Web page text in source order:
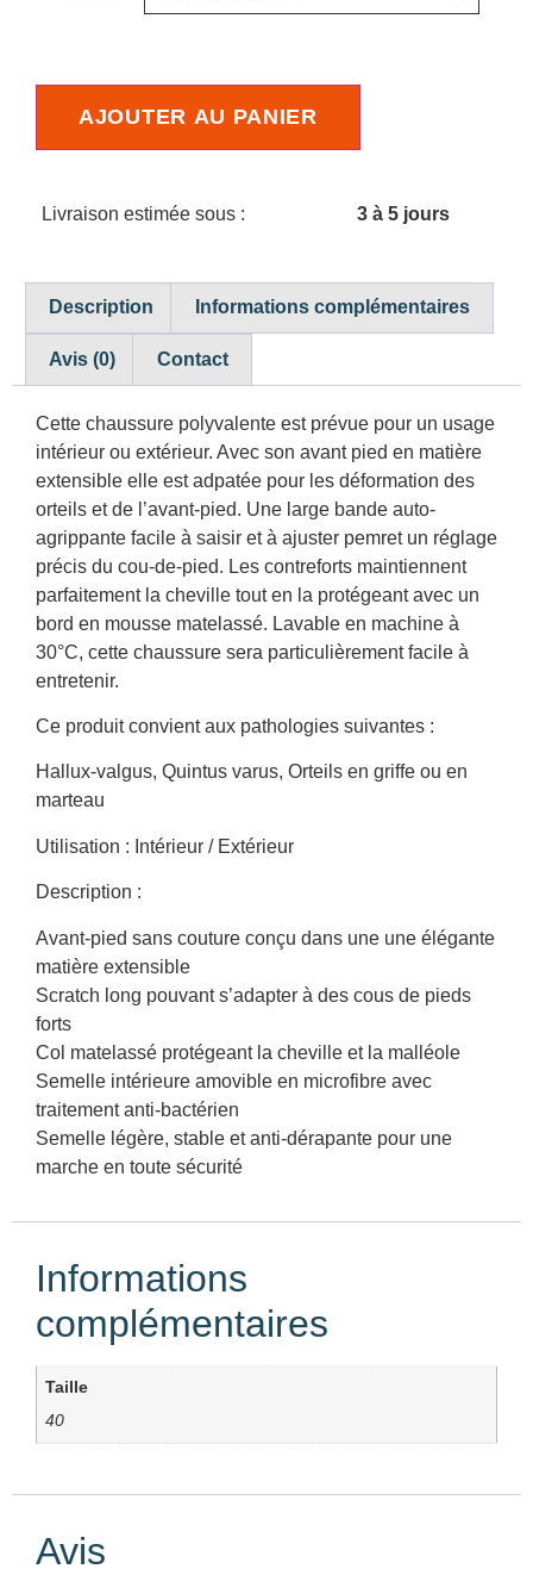
AJOUTER AU PANIER
Livraison estimée sous : 3 à 5 jours
Description Informations complémentaires
Avis (0) Contact
Cette chaussure polyvalente est prévue pour un usage
intérieur ou extérieur. Avec son avant pied en matière
extensible elle est adpatée pour les déformation des
orteils et de l’avant-pied. Une large bande auto-
agrippante facile à saisir et à ajuster pemret un réglage
précis du cou-de-pied. Les contreforts maintiennent
parfaitement la cheville tout en la protégeant avec un
bord en mousse matelassé. Lavable en machine à
30°C, cette chaussure sera particulièrement facile à
entretenir.
Ce produit convient aux pathologies suivantes :
Hallux-valgus, Quintus varus, Orteils en griffe ou en
marteau
Utilisation : Intérieur / Extérieur
Description :
Avant-pied sans couture conçu dans une une élégante
matière extensible
Scratch long pouvant s’adapter à des cous de pieds
forts
Col matelassé protégeant la cheville et la malléole
Semelle intérieure amovible en microfibre avec
traitement anti-bactérien
Semelle légère, stable et anti-dérapante pour une
marche en toute sécurité
Informations
complémentaires
Taille
40
Avis